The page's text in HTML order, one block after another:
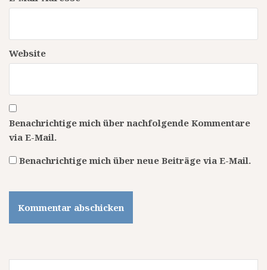
Website
Benachrichtige mich über nachfolgende Kommentare
via E-Mail.
Benachrichtige mich über neue Beiträge via E-Mail.